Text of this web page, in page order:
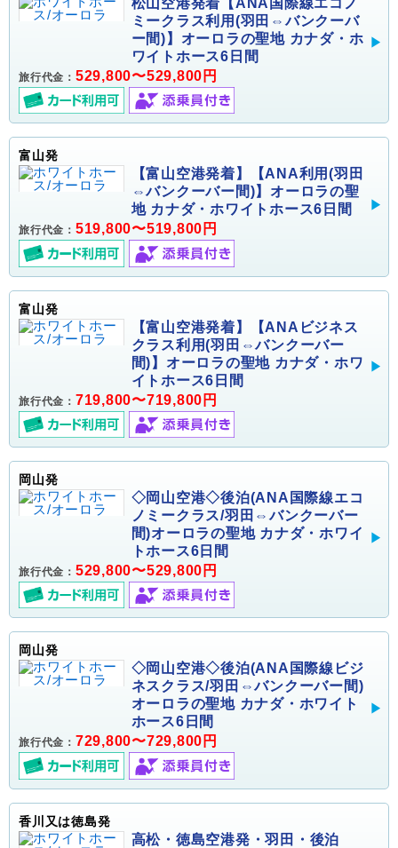
ミークラス利用(羽田⇔バンクーバ
ー間)】オーロラの聖地 カナダ・ホ
ワイトホース6日間
旅行代金： 529,800〜529,800円
富山発
【富山空港発着】【ANA利用(羽田
⇔バンクーバー間)】オーロラの聖
地 カナダ・ホワイトホース6日間
旅行代金： 519,800〜519,800円
富山発
【富山空港発着】【ANAビジネス
クラス利用(羽田⇔バンクーバー
間)】オーロラの聖地 カナダ・ホワ
イトホース6日間
旅行代金： 719,800〜719,800円
岡山発
◇岡山空港◇後泊(ANA国際線エコ
ノミークラス/羽田⇔バンクーバー
間)オーロラの聖地 カナダ・ホワイ
トホース6日間
旅行代金： 529,800〜529,800円
岡山発
◇岡山空港◇後泊(ANA国際線ビジ
ネスクラス/羽田⇔バンクーバー間)
オーロラの聖地 カナダ・ホワイト
ホース6日間
旅行代金： 729,800〜729,800円
香川又は徳島発
高松・徳島空港発・羽田・後泊